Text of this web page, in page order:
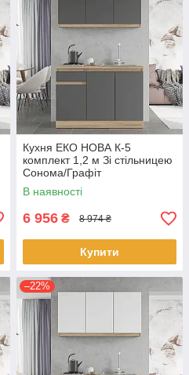
Кухня ЕКО НОВА К-5
комплект 1,2 м Зі стільницею
Сонома/Графіт
В наявності
6 956 ₴ 8 974 ₴
Купити
–22%